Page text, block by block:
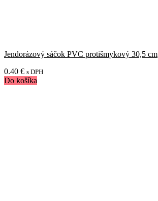
Jendorázový sáčok PVC protišmykový 30,5 cm
0.40 € s DPH
Do košíka